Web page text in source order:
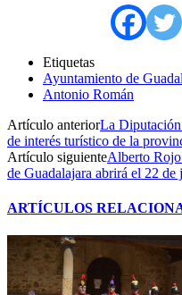
Etiquetas
Ayuntamiento de
Antonio Román
Artículo anteriorLa Diputación
de interés turístico de la
Artículo siguienteAlberto
de Guadalajara abrirá el 22 de
ARTÍCULOS